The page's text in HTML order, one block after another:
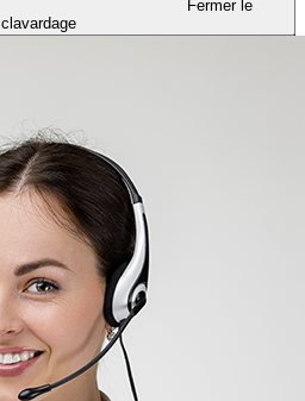
Fermer le
clavardage